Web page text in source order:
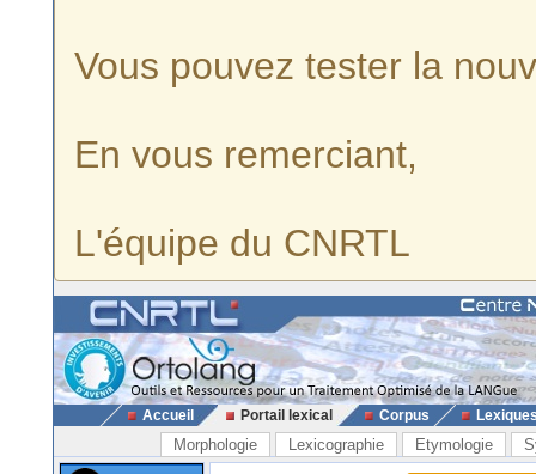
Vous pouvez tester la
En vous remerciant,
L'équipe du CNRTL
Accueil Portail lexical Corpus
Morphologie Lexicographie Etymologie